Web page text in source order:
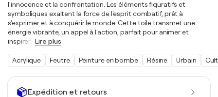
Expédition et retours
l'innocence et la confrontation. Les éléments figuratifs et
symboliques exaltent la force de l'esprit combatif, prêt à
s'exprimer et à conquérir le monde. Cette toile transmet une
énergie vibrante, un appel à l'action, parfait pour animer et
inspirer… Lire plus
Acrylique Feutre Peinture en bombe Résine Urbain